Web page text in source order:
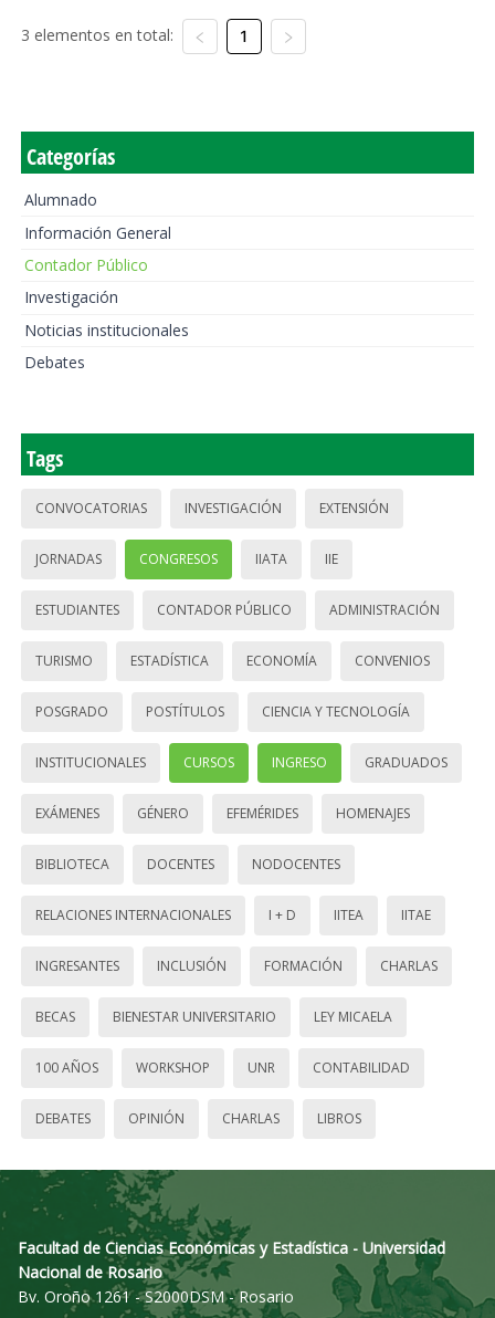
3 elementos en total: 1
Categorías
Alumnado
Información General
Contador Público
Investigación
Noticias institucionales
Debates
Tags
CONVOCATORIAS INVESTIGACIÓN EXTENSIÓN
JORNADAS CONGRESOS IIATA IIE
ESTUDIANTES CONTADOR PÚBLICO ADMINISTRACIÓN
TURISMO ESTADÍSTICA ECONOMÍA CONVENIOS
POSGRADO POSTÍTULOS CIENCIA Y TECNOLOGÍA
INSTITUCIONALES CURSOS INGRESO GRADUADOS
EXÁMENES GÉNERO EFEMÉRIDES HOMENAJES
BIBLIOTECA DOCENTES NODOCENTES
RELACIONES INTERNACIONALES I + D IITEA IITAE
INGRESANTES INCLUSIÓN FORMACIÓN CHARLAS
BECAS BIENESTAR UNIVERSITARIO LEY MICAELA
100 AÑOS WORKSHOP UNR CONTABILIDAD
DEBATES OPINIÓN CHARLAS LIBROS
Facultad de Ciencias Económicas y Estadística - Universidad
Nacional de Rosario
Bv. Oroño 1261 - S2000DSM - Rosario